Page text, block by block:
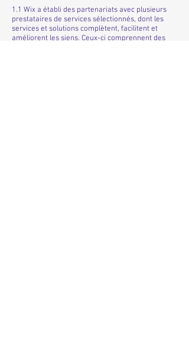
1.1 Wix a établi des partenariats avec plusieurs
prestataires de services sélectionnés, dont les
services et solutions complètent, facilitent et
améliorent les siens. Ceux-ci comprennent des